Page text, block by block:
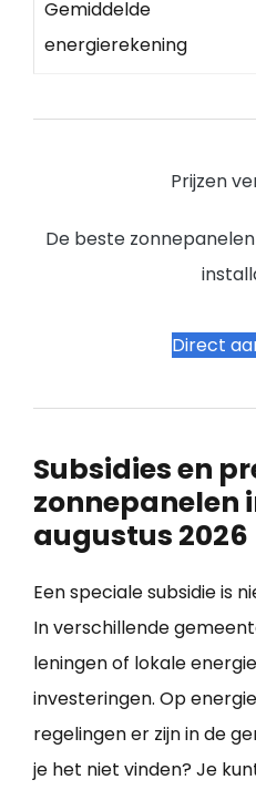
Gemiddelde
energierekening
Prijzen
De beste
Direct
Subsidies en
zonnepanelen
augustus 2026
Een speciale subsidie is
In verschillende
leningen of lokale
investeringen. Op
regelingen er zijn in de
je het niet vinden? Je